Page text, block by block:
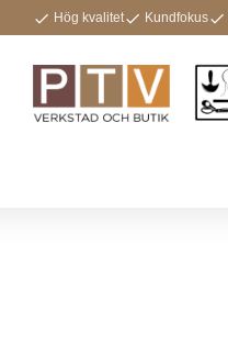
Hög kvalitet Kundfokus